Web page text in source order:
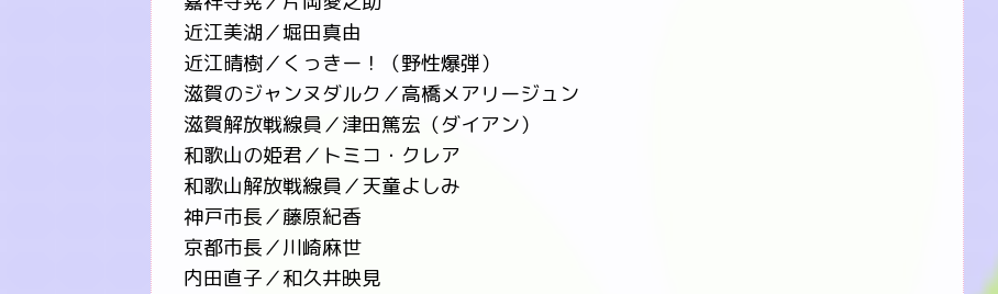
近江美湖／堀田真由
近江晴樹／くっきー！（野性爆弾）
滋賀のジャンヌダルク／高橋メアリージュン
滋賀解放戦線員／津田篤宏（ダイアン）
和歌山の姫君／トミコ・クレア
和歌山解放戦線員／天童よしみ
神戸市長／藤原紀香
京都市長／川崎麻世
内田直子／和久井映見